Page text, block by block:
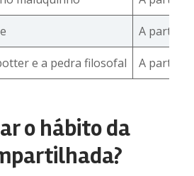
A partir
e a pedra filosofal A partir
o hábito da